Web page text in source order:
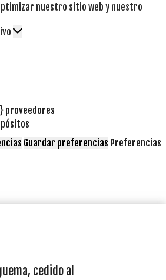
nuestro sitio web y nuestro
proveedores
Guardar preferencias Preferencias
cedido al